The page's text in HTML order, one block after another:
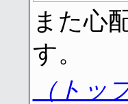
また心
す。
（トッ